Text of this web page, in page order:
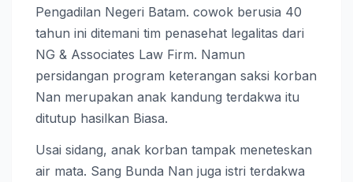
Pengadilan Negeri Batam. cowok berusia 40
tahun ini ditemani tim penasehat legalitas dari
NG & Associates Law Firm. Namun
persidangan program keterangan saksi korban
Nan merupakan anak kandung terdakwa itu
ditutup hasilkan Biasa.
Usai sidang, anak korban tampak meneteskan
air mata. Sang Bunda Nan juga istri terdakwa